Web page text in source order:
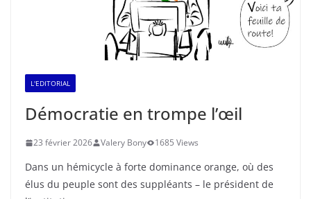
L'EDITORIAL
Démocratie en trompe l’œil
23 février 2026 Valery Bony 1685 Views
Dans un hémicycle à forte dominance orange, où des
élus du peuple sont des suppléants – le président de